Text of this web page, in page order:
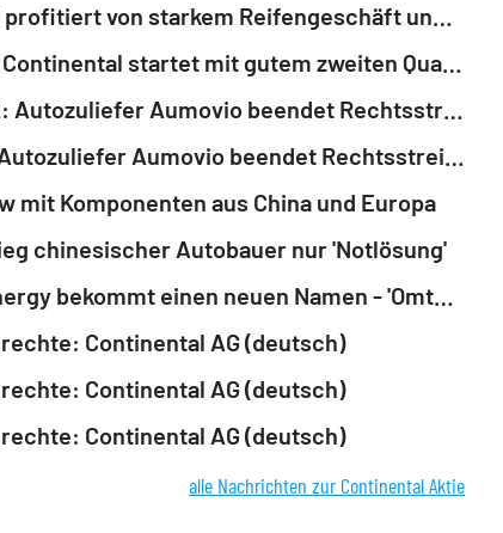
Continental profitiert von starkem Reifengeschäft und verdient mehr als erwartet
EQS-News: Continental startet mit gutem zweiten Quartal in die finale Phase der Neuaufstellung (deutsch)
ROUNDUP 2: Autozuliefer Aumovio beendet Rechtsstreit mit BMW - Aktie zieht an
ROUNDUP: Autozuliefer Aumovio beendet Rechtsstreit mit BMW - Aktie zieht an
mit Komponenten aus China und Europa
chinesischer Autobauer nur 'Notlösung'
Siemens Energy bekommt einen neuen Namen - 'Omterra'
Continental AG (deutsch)
Continental AG (deutsch)
Continental AG (deutsch)
alle Nachrichten zur Continental Aktie